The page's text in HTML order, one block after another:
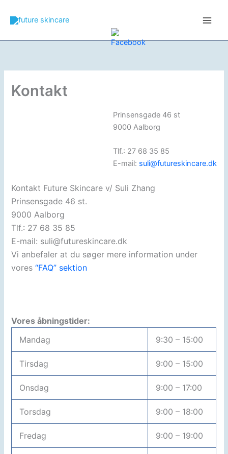
Kontakt
Prinsensgade 46 st
9000 Aalborg
Tlf.: 27 68 35 85
E-mail: suli@futureskincare.dk
Kontakt Future Skincare v/ Suli Zhang
Prinsensgade 46 st.
9000 Aalborg
Tlf.: 27 68 35 85
E-mail: suli@futureskincare.dk
Vi anbefaler at du søger mere information under
vores“FAQ” sektion
Vores åbningstider:
Mandag
9:30 – 15:00
Tirsdag 9:00 – 15:00
Onsdag 9:00 – 17:00
Torsdag 9:00 – 18:00
Fredag 9:00 – 19:00